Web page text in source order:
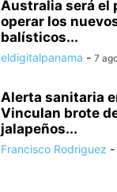
Australia será el
operar los
balísticos...
eldigitalpanama - 7
Alerta sanitaria
Vinculan brote
jalapeños...
Francisco Rodriguez -